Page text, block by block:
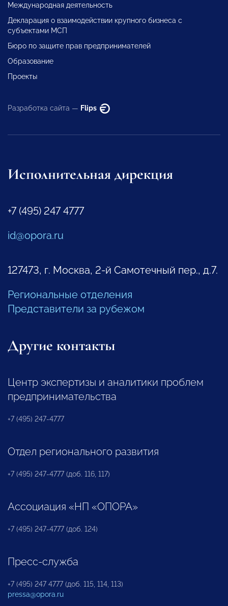
Международная деятельность
Декларация о взаимодействии крупного бизнеса с
субъектами МСП
Бюро по защите прав предпринимателей
Образование
Проекты
Разработка сайта — Flips
Исполнительная дирекция
+7 (495) 247 4777
id@opora.ru
127473, г. Москва, 2-й Самотечный пер., д.7.
Региональные отделения
Представители за рубежом
Другие контакты
Центр экспертизы и аналитики проблем
предпринимательства
+7 (495) 247-4777
Отдел регионального развития
+7 (495) 247-4777 (доб. 116, 117)
Ассоциация «НП «ОПОРА»
+7 (495) 247-4777 (доб. 124)
Пресс-служба
+7 (495) 247 4777 (доб. 115, 114, 113)
pressa@opora.ru